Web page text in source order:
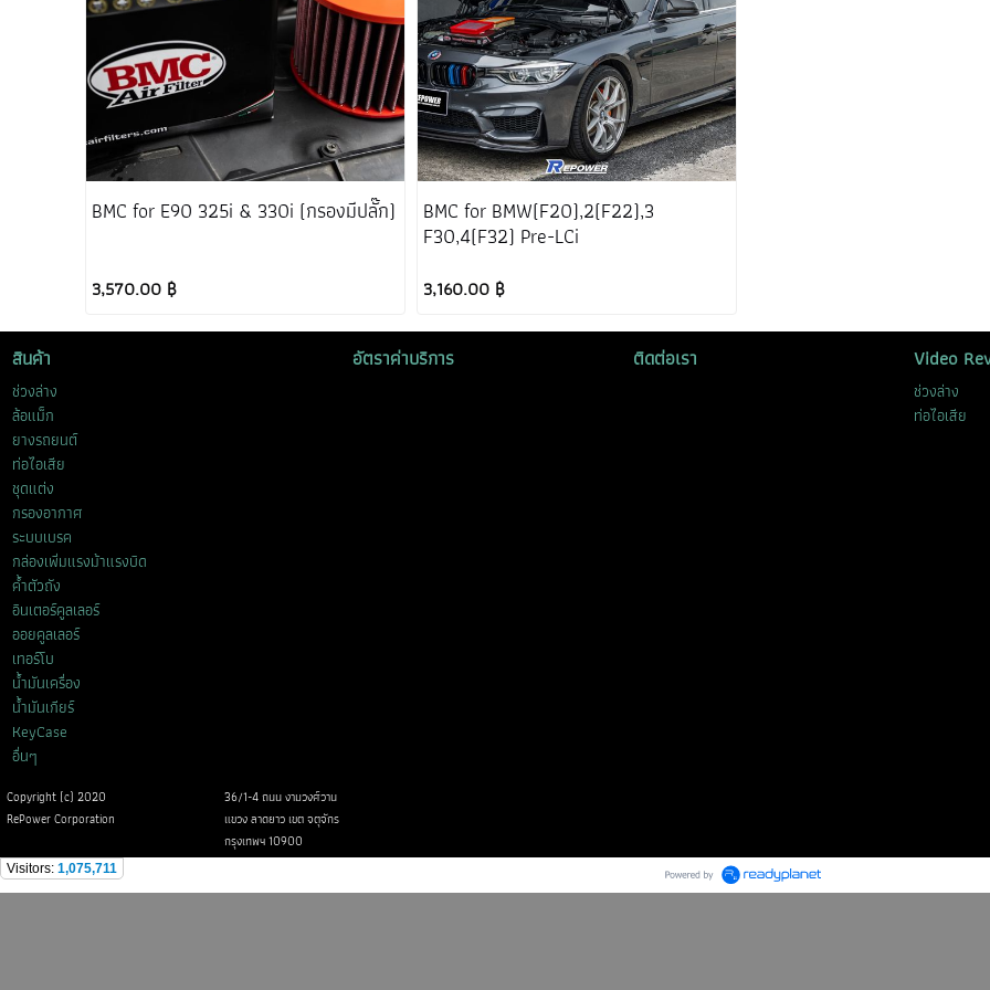
BMC for E90 325i & 330i (กรองมีปลั๊ก)
3,570.00 ฿
BMC for BMW(F20),2(F22),3
F30,4(F32) Pre-LCi
3,160.00 ฿
สินค้า
ช่วงล่าง
ล้อแม็ก
ยางรถยนต์
ท่อไอเสีย
ชุดแต่ง
กรองอากาศ
ระบบเบรค
กล่องเพิ่มแรงม้าแรงบิด
ค้ำตัวถัง
อินเตอร์คูลเลอร์
ออยคูลเลอร์
เทอร์โบ
น้ำมันเครื่อง
น้ำมันเกียร์
KeyCase
อื่นๆ
อัตราค่าบริการ ติดต่อเรา Video
ช่วงล่าง
ท่อไอเสีย
Copyright (c) 2020
36/1-4 ถนน งามวงศ์วาน
RePower Corporation
แขวง ลาดยาว เขต จตุจักร
กรุงเทพฯ 10900
Visitors: 1,075,711